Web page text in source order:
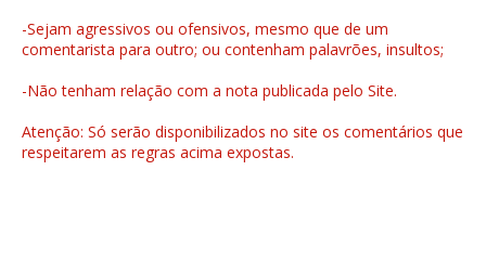
-Sejam agressivos ou ofensivos, mesmo que de um
comentarista para outro; ou contenham palavrões, insultos;
-Não tenham relação com a nota publicada pelo Site.
Atenção: Só serão disponibilizados no site os comentários que
respeitarem as regras acima expostas.